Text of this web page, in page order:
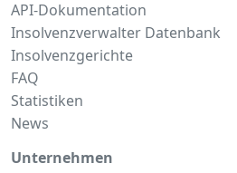
API-Dokumentation
Insolvenzverwalter Datenbank
Insolvenzgerichte
FAQ
Statistiken
News
Unternehmen